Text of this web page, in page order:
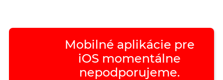
Mobilné aplikácie pre
iOS momentálne
nepodporujeme.